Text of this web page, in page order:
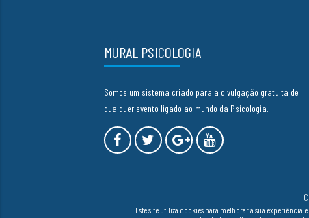
MURAL PSICOLOGIA
Somos um sistema criado para a divulgação gratuita de
qualquer evento ligado ao mundo da Psicologia.
Este site utiliza cookies para melhorar a sua